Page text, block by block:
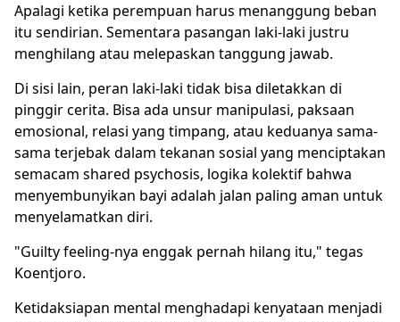
Apalagi ketika perempuan harus menanggung beban
itu sendirian. Sementara pasangan laki-laki justru
menghilang atau melepaskan tanggung jawab.
Di sisi lain, peran laki-laki tidak bisa diletakkan di
pinggir cerita. Bisa ada unsur manipulasi, paksaan
emosional, relasi yang timpang, atau keduanya sama-
sama terjebak dalam tekanan sosial yang menciptakan
semacam shared psychosis, logika kolektif bahwa
menyembunyikan bayi adalah jalan paling aman untuk
menyelamatkan diri.
"Guilty feeling-nya enggak pernah hilang itu," tegas
Koentjoro.
Ketidaksiapan mental menghadapi kenyataan menjadi